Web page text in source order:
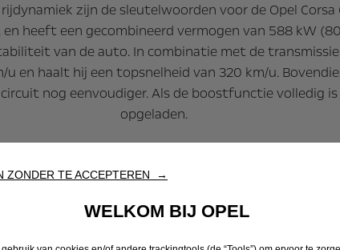
zijn de sleutelwoorden voor de Opel Corsa
heeft een gecombineerd vermogen van 588 kW
van de auto. In combinatie met de transmissie
u en haalt hij een topsnelheid van 320 km/u.
nog eenvoudiger. Als de boostfunctie volledig
opgeladen.
Vision Gran Turismo slechts 1170 kg. Dit is bereikt
en krachtige uiterlijk van de Opel Corsa
ZONDER TE ACCEPTEREN →
WELKOM BIJ OPEL